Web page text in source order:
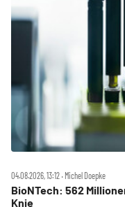
04.08.2026, 13:12 ‧ Michel Doepke
BioNTech: 562
Knie